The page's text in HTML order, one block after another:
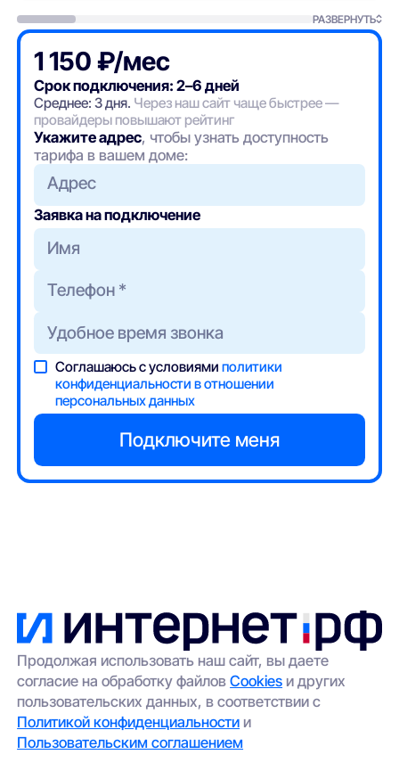
РАЗВЕРНУТЬ
1 150 ₽/мес
Срок подключения: 2–6 дней
Среднее: 3 дня. Через наш сайт чаще быстрее —
провайдеры повышают рейтинг
Укажите адрес, чтобы узнать доступность
тарифа в вашем доме:
Адрес
Заявка на подключение
Соглашаюсь с условиямиполитики
конфиденциальности в отношении
персональных данных
Продолжая использовать наш сайт, вы даете
согласие на обработку файловCookies и других
пользовательских данных, в соответствии с
Политикой конфиденциальности и
Пользовательским соглашением